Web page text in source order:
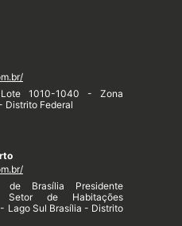
1010-1040 - Zona
Distrito Federal
de Brasília Presidente
Setor de Habitações
Lago Sul Brasília - Distrito